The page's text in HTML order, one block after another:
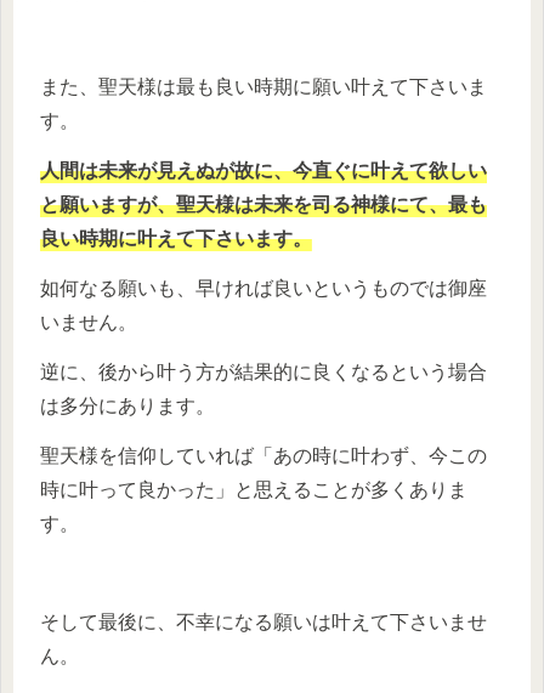
また、聖天様は最も良い時期に願い叶えて下さいま
す。
人間は未来が見えぬが故に、今直ぐに叶えて欲しい
と願いますが、聖天様は未来を司る神様にて、最も
良い時期に叶えて下さいます。
如何なる願いも、早ければ良いというものでは御座
いません。
逆に、後から叶う方が結果的に良くなるという場合
は多分にあります。
聖天様を信仰していれば「あの時に叶わず、今この
時に叶って良かった」と思えることが多くありま
す。
そして最後に、不幸になる願いは叶えて下さいませ
ん。